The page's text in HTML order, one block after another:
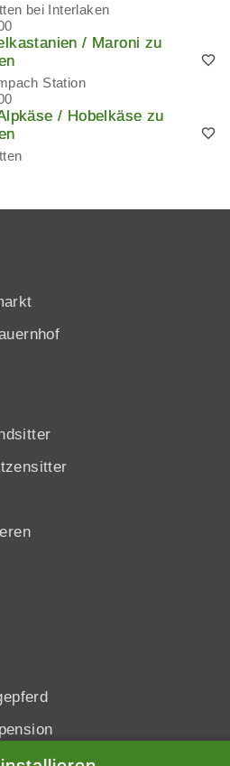
bei Interlaken
/ Maroni zu
Station
/ Hobelkäse zu